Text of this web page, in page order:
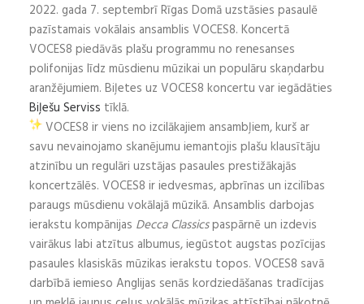
2022. gada 7. septembrī Rīgas Domā uzstāsies pasaulē
pazīstamais vokālais ansamblis VOCES8. Koncertā
VOCES8 piedāvās plašu programmu no renesanses
polifonijas līdz mūsdienu mūzikai un populāru skaņdarbu
aranžējumiem. Biļetes uz VOCES8 koncertu var iegādāties
Biļešu Serviss tīklā.
VOCES8 ir viens no izcilākajiem ansambļiem, kurš ar
savu nevainojamo skanējumu iemantojis plašu klausītāju
atzinību un regulāri uzstājas pasaules prestižākajās
koncertzālēs. VOCES8 ir iedvesmas, apbrīnas un izcilības
paraugs mūsdienu vokālajā mūzikā. Ansamblis darbojas
ierakstu kompānijas Decca Classicspaspārnē un izdevis
vairākus labi atzītus albumus, iegūstot augstas pozīcijas
pasaules klasiskās mūzikas ierakstu topos. VOCES8 savā
darbībā iemieso Anglijas senās kordziedāšanas tradīcijas